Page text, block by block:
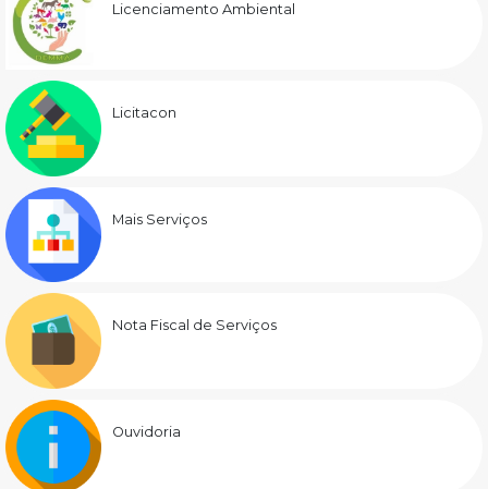
Licenciamento Ambiental
Licitacon
Mais Serviços
Nota Fiscal de Serviços
Ouvidoria